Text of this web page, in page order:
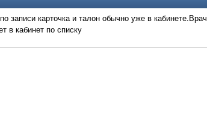
записи карточка и талон обычно уже в кабинете.Врач
в кабинет по списку